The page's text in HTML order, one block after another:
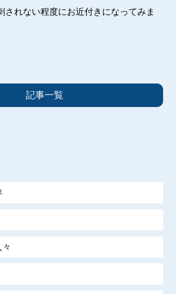
されない程度にお近付きになってみま
記事一覧